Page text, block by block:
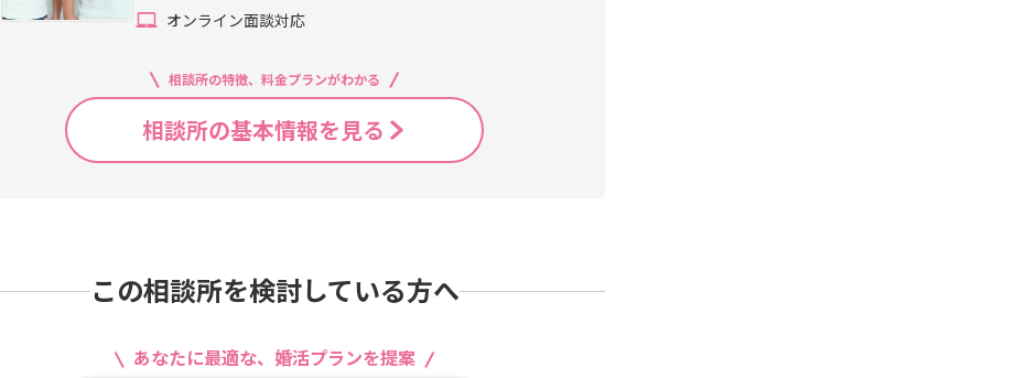
オンライン面談対応
相談所の特徴、料金プランがわかる
相談所の基本情報を見る
この相談所を検討している方へ
あなたに最適な、婚活プランを提案